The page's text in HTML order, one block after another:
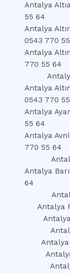
Antalya
55 64
Antalya
0543 770
Antalya
770 55 64
Antalya
0543 770
Antalya
55 64
Antalya
770 55 64
Antalya
64
Antalya